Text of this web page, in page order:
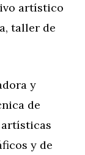
artístico
taller de
y
de
y de